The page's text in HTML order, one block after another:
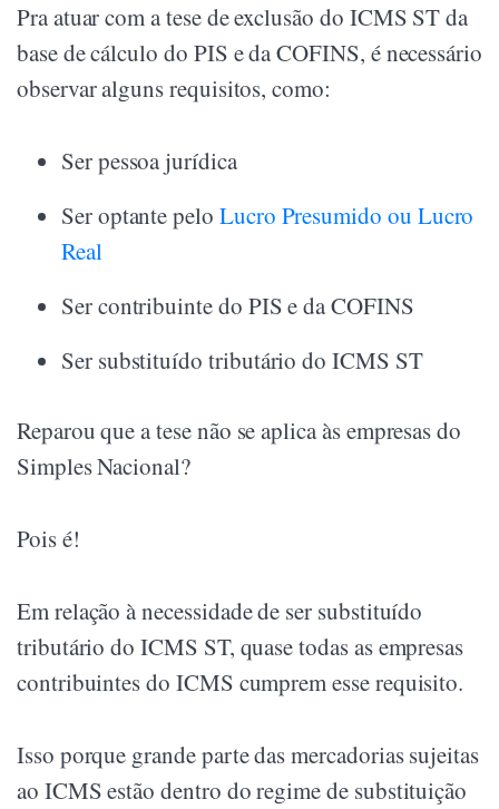
Pra atuar com a tese de exclusão do ICMS ST da
base de cálculo do PIS e da COFINS, é necessário
observar alguns requisitos, como:
Ser pessoa jurídica
Ser optante pelo Lucro Presumido ou Lucro
Real
Ser contribuinte do PIS e da COFINS
Ser substituído tributário do ICMS ST
Reparou que a tese não se aplica às empresas do
Simples Nacional?
Pois é!
Em relação à necessidade de ser substituído
tributário do ICMS ST, quase todas as empresas
contribuintes do ICMS cumprem esse requisito.
Isso porque grande parte das mercadorias sujeitas
ao ICMS estão dentro do regime de substituição